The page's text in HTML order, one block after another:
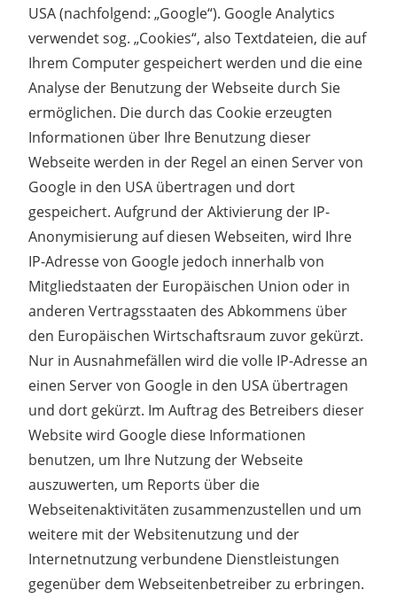
USA (nachfolgend: „Google“). Google Analytics
verwendet sog. „Cookies“, also Textdateien, die auf
Ihrem Computer gespeichert werden und die eine
Analyse der Benutzung der Webseite durch Sie
ermöglichen. Die durch das Cookie erzeugten
Informationen über Ihre Benutzung dieser
Webseite werden in der Regel an einen Server von
Google in den USA übertragen und dort
gespeichert. Aufgrund der Aktivierung der IP-
Anonymisierung auf diesen Webseiten, wird Ihre
IP-Adresse von Google jedoch innerhalb von
Mitgliedstaaten der Europäischen Union oder in
anderen Vertragsstaaten des Abkommens über
den Europäischen Wirtschaftsraum zuvor gekürzt.
Nur in Ausnahmefällen wird die volle IP-Adresse an
einen Server von Google in den USA übertragen
und dort gekürzt. Im Auftrag des Betreibers dieser
Website wird Google diese Informationen
benutzen, um Ihre Nutzung der Webseite
auszuwerten, um Reports über die
Webseitenaktivitäten zusammenzustellen und um
weitere mit der Websitenutzung und der
Internetnutzung verbundene Dienstleistungen
gegenüber dem Webseitenbetreiber zu erbringen.